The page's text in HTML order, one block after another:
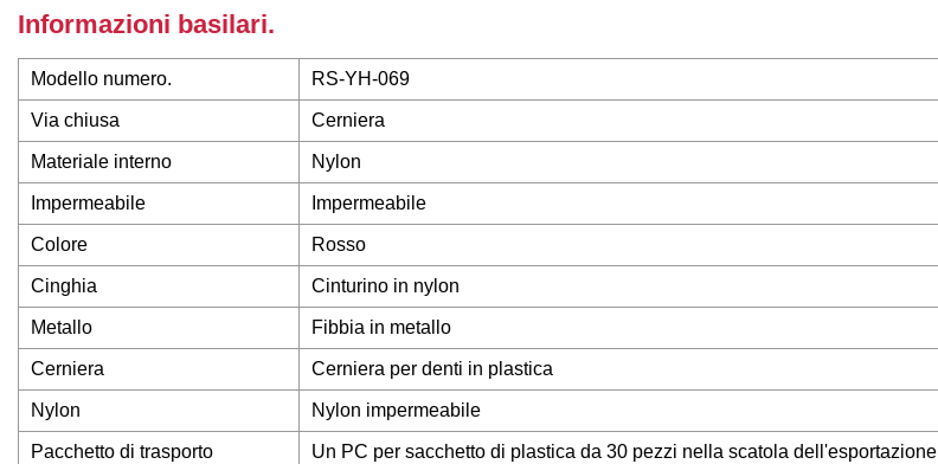
Informazioni basilari.
Modello numero. RS-YH-069
Via chiusa Cerniera
Materiale interno Nylon
Impermeabile Impermeabile
Colore Rosso
Cinghia Cinturino in nylon
Metallo Fibbia in metallo
Cerniera Cerniera per denti in plastica
Nylon Nylon impermeabile
Pacchetto di trasporto Un PC per sacchetto di plastica da 30 pezzi nella scatola dell'esportazione